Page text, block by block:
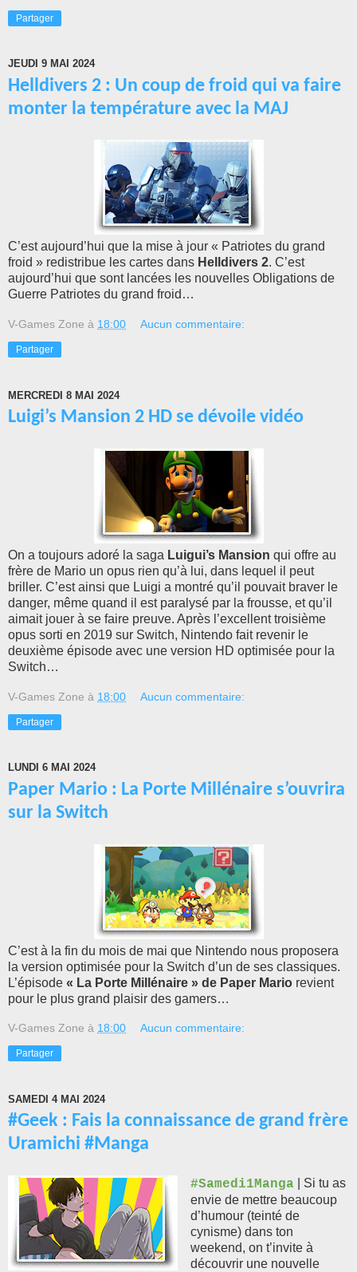
Partager
JEUDI 9 MAI 2024
Helldivers 2 : Un coup de froid qui va faire
monter la température avec la MAJ
C’est aujourd’hui que la mise à jour « Patriotes du grand
froid » redistribue les cartes dans Helldivers 2. C’est
aujourd’hui que sont lancées les nouvelles Obligations de
Guerre Patriotes du grand froid…
V-Games Zone à 18:00 Aucun commentaire:
Partager
MERCREDI 8 MAI 2024
Luigi’s Mansion 2 HD se dévoile vidéo
On a toujours adoré la saga Luigui’s Mansion qui offre au
frère de Mario un opus rien qu’à lui, dans lequel il peut
briller. C’est ainsi que Luigi a montré qu’il pouvait braver le
danger, même quand il est paralysé par la frousse, et qu’il
aimait jouer à se faire preuve. Après l’excellent troisième
opus sorti en 2019 sur Switch, Nintendo fait revenir le
deuxième épisode avec une version HD optimisée pour la
Switch…
V-Games Zone à 18:00 Aucun commentaire:
Partager
LUNDI 6 MAI 2024
Paper Mario : La Porte Millénaire s’ouvrira
sur la Switch
C’est à la fin du mois de mai que Nintendo nous proposera
la version optimisée pour la Switch d’un de ses classiques.
L’épisode « La Porte Millénaire » de Paper Mario revient
pour le plus grand plaisir des gamers…
V-Games Zone à 18:00 Aucun commentaire:
Partager
SAMEDI 4 MAI 2024
#Geek : Fais la connaissance de grand frère
Uramichi #Manga
#Samedi1Manga | Si tu as
envie de mettre beaucoup
d’humour (teinté de
cynisme) dans ton
weekend, on t’invite à
découvrir une nouvelle